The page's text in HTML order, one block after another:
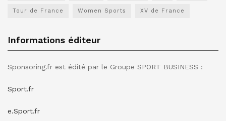
Tour de France Women Sports XV de France
Informations éditeur
Sponsoring.fr est édité par le Groupe SPORT BUSINESS :
Sport.fr
e.Sport.fr